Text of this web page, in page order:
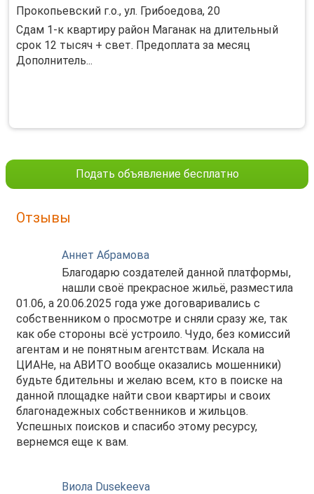
Прокопьевский г.о., ул. Грибоедова, 20
Сдам 1-к квартиру район Маганак на длительный
срок 12 тысяч + свет. Предоплата за месяц
Дополнитель...
Подать объявление бесплатно
Отзывы
Аннет Абрамова
Благодарю создателей данной платформы,
нашли своё прекрасное жильё, разместила
01.06, а 20.06.2025 года уже договаривались с
собственником о просмотре и сняли сразу же, так
как обе стороны всё устроило. Чудо, без комиссий
агентам и не понятным агентствам. Искала на
ЦИАНе, на АВИТО вообще оказались мошенники)
будьте бдительны и желаю всем, кто в поиске на
данной площадке найти свои квартиры и своих
благонадежных собственников и жильцов.
Успешных поисков и спасибо этому ресурсу,
вернемся еще к вам.
Виола Dusekeeva